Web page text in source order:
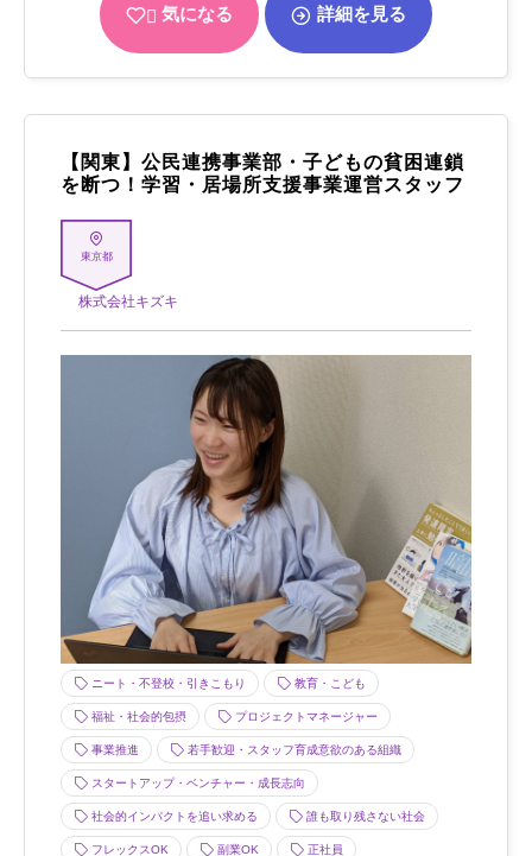
気になる 詳細を見る
【関東】公民連携事業部・子どもの貧困連鎖
を断つ！学習・居場所支援事業運営スタッフ
東京都
株式会社キズキ
ニート・不登校・引きこもり 教育・こども
福祉・社会的包摂 プロジェクトマネージャー
事業推進 若手歓迎・スタッフ育成意欲のある組織
スタートアップ・ベンチャー・成長志向
社会的インパクトを追い求める 誰も取り残さない社会
フレックスOK 副業OK 正社員